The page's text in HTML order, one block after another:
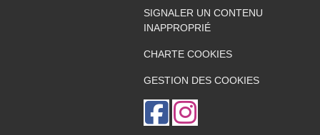
SIGNALER UN CONTENU
INAPPROPRIÉ
CHARTE COOKIES
GESTION DES COOKIES